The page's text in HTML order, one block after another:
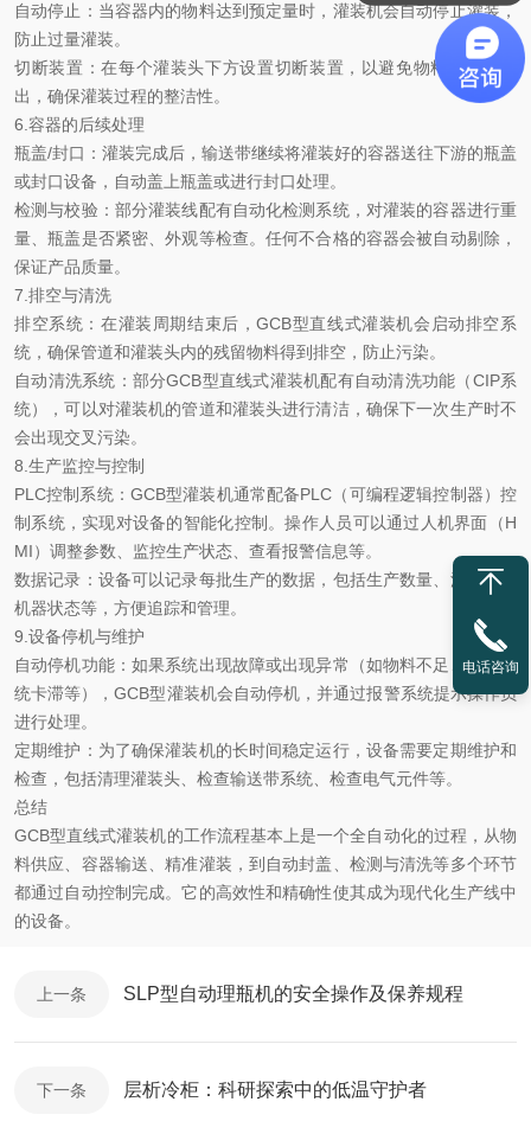
自动停止：当容器内的物料达到预定量时，灌装机会自动停止灌装，
防止过量灌装。
切断装置：在每个灌装头下方设置切断装置，以避免物料滴漏或溢
出，确保灌装过程的整洁性。
6.容器的后续处理
瓶盖/封口：灌装完成后，输送带继续将灌装好的容器送往下游的瓶盖
或封口设备，自动盖上瓶盖或进行封口处理。
检测与校验：部分灌装线配有自动化检测系统，对灌装的容器进行重
量、瓶盖是否紧密、外观等检查。任何不合格的容器会被自动剔除，
保证产品质量。
7.排空与清洗
排空系统：在灌装周期结束后，GCB型直线式灌装机会启动排空系
统，确保管道和灌装头内的残留物料得到排空，防止污染。
自动清洗系统：部分GCB型直线式灌装机配有自动清洗功能（CIP系
统），可以对灌装机的管道和灌装头进行清洁，确保下一次生产时不
会出现交叉污染。
8.生产监控与控制
PLC控制系统：GCB型灌装机通常配备PLC（可编程逻辑控制器）控
制系统，实现对设备的智能化控制。操作人员可以通过人机界面（H
MI）调整参数、监控生产状态、查看报警信息等。
数据记录：设备可以记录每批生产的数据，包括生产数量、灌装量、
机器状态等，方便追踪和管理。
9.设备停机与维护
自动停机功能：如果系统出现故障或出现异常（如物料不足、输送系
统卡滞等），GCB型灌装机会自动停机，并通过报警系统提示操作员
进行处理。
定期维护：为了确保灌装机的长时间稳定运行，设备需要定期维护和
检查，包括清理灌装头、检查输送带系统、检查电气元件等。
总结
GCB型直线式灌装机的工作流程基本上是一个全自动化的过程，从物
料供应、容器输送、精准灌装，到自动封盖、检测与清洗等多个环节
都通过自动控制完成。它的高效性和精确性使其成为现代化生产线中
的设备。
上一条 SLP型自动理瓶机的安全操作及保养规程
下一条 层析冷柜：科研探索中的低温守护者
电话咨询